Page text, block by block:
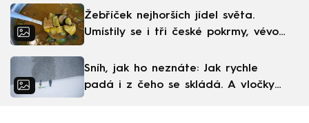
Žebříček nejhorších jídel světa.
Umístily se i tři české pokrmy, vévodí
Sníh, jak ho neznáte: Jak rychle
padá i z čeho se skládá. A vločky